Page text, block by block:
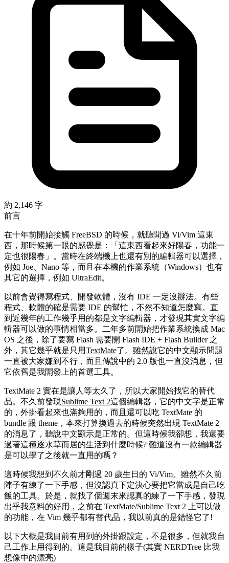
約 2,146 字
前言
在十年前開始接觸 FreeBSD 的時候，就聽聞過 Vi/Vim 這東
西，那時候第一眼的感覺是：「這東西看起來好陽春，功能一
定也很陽春」。當時在終端機上也還有別的編輯器可以選擇，
例如 Joe、Nano 等，而且在本機的作業系統（Windows）也有
其它的選擇，例如 UltraEdit。
以前會覺得寫程式、開發軟體，沒有 IDE 一定沒辦法。有些
程式、軟體的確是需要 IDE 的幫忙，不然不知道怎麼寫。直
到近幾年的工作幾乎用的都是文字編輯器，才發現其實文字編
輯器可以做的事情相當多。二年多前開始把作業系統換成 Mac
OS 之後，除了要寫 Flash 需要開 Flash IDE + Flash Builder 之
外，其它幾乎就是只用TextMate了。雖然說它的中文顯示問題
一直被大家嫌到不行，而且傳說中的 2.0 版也一直沒消息，但
它依舊是我開發上的首選工具。
TextMate 2 實在是讓人等太久了，所以大家開始找它的替代
品。不久前發現Sublime Text 2這個編輯器，它的中文字是正常
的，外掛看起來也滿夠用的，而且還可以吃 TextMate 的
bundle 跟 theme，本來打算換過去的時候突然出現 TextMate 2
的消息了，聽說中文顯示是正常的。但這時候我卻想，我還要
過著這種逐水草而居的生活到什麼時候? 難道沒有一款編輯器
是可以學了之後就一直用的嗎？
這時候我想到不久前才剛過 20 歲生日的 Vi/Vim。雖然不久前
陣子有練了一下手感，但沒認真下定決心要把它當成是自己吃
飯的工具。於是，就找了個週末來認真的練了一下手感，發現
出乎我意料的好用，之前在 TextMate/Sublime Text 2 上可以做
的功能，在 Vim 幾乎都有替代品，我以前真的是錯怪它了!
以下大概是我目前有用到的外掛跟設定，不是很多，但就我自
己工作上用得到的。這是我目前的樣子(其實 NERDTree 比我
想像中的漂亮)